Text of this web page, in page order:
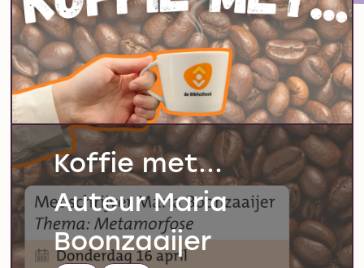
Koffie met...
Auteur Maria
Boonzaaijer